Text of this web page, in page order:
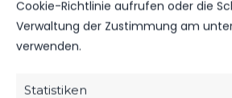
Cookie-Richtlinie aufrufen oder die
Verwaltung der Zustimmung am
verwenden.
Statistiken